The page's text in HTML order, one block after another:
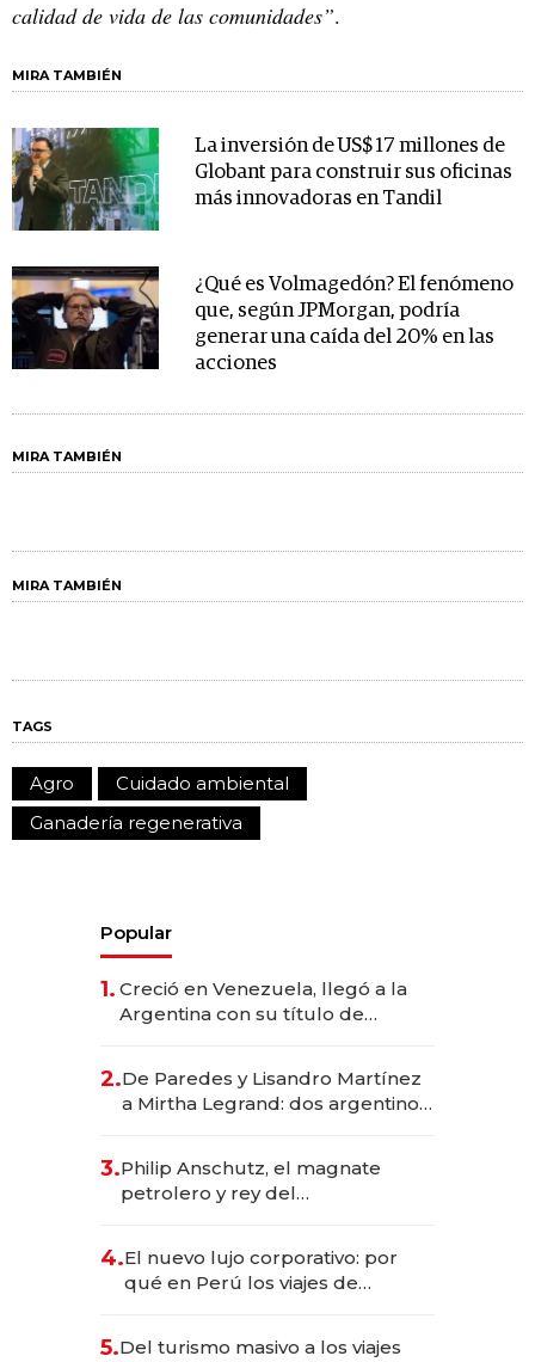
calidad de vida de las comunidades”.
MIRA TAMBIÉN
La inversión de US$ 17 millones de
Globant para construir sus oficinas
más innovadoras en Tandil
¿Qué es Volmagedón? El fenómeno
que, según JPMorgan, podría
generar una caída del 20% en las
acciones
MIRA TAMBIÉN
MIRA TAMBIÉN
TAGS
Agro
Cuidado ambiental
Ganadería regenerativa
Popular
1. Creció en Venezuela, llegó a la
Argentina con su título de
las marcas "fast premium"
2.De Paredes y Lisandro Martínez
a Mirtha Legrand: dos argentinos
3.Philip Anschutz, el magnate
petrolero y rey del
Fénix
4.El nuevo lujo corporativo: por
qué en Perú los viajes de
5.Del turismo masivo a los viajes